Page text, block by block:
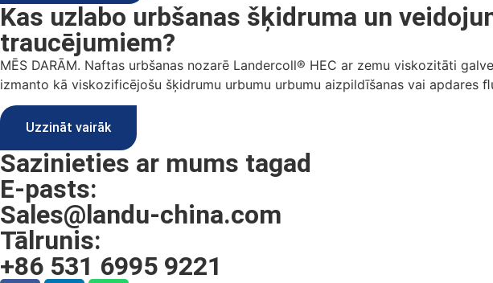
Kas uzlabo urbšanas šķidruma un
traucējumiem?
MĒS DARĀM. Naftas urbšanas nozarē Landercoll® HEC ar zemu viskozitāti
izmanto kā viskozificējošu šķidrumu urbumu urbumu aizpildīšanas vai apdares
Uzzināt vairāk
Sazinieties ar mums tagad
E-pasts:
Sales@landu-china.com
Tālrunis:
+86 531 6995 9221